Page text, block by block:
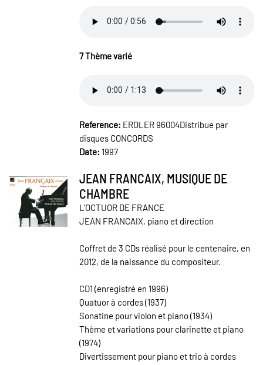
7 Thème varié
Reference: EROLER 96004Distribue par
disques CONCORDS
Date: 1997
JEAN FRANCAIX, MUSIQUE DE
CHAMBRE
L'OCTUOR DE FRANCE
JEAN FRANCAIX, piano et direction
Coffret de 3 CDs réalisé pour le centenaire, en
2012, de la naissance du compositeur.
CD1 (enregistré en 1996)
Quatuor à cordes (1937)
Sonatine pour violon et piano (1934)
Thème et variations pour clarinette et piano
(1974)
Divertissement pour piano et trio à cordes